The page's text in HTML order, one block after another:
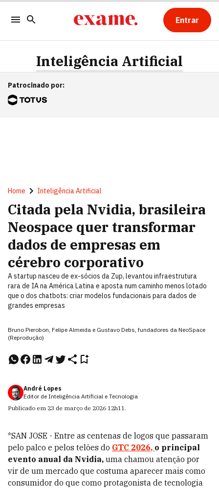
Entrar
Inteligência Artificial
Patrocinado por:
Home Inteligência Artificial
Citada pela Nvidia, brasileira
Neospace quer transformar
dados de empresas em
cérebro corporativo
A startup nasceu de ex-sócios da Zup, levantou infraestrutura
rara de IA na América Latina e aposta num caminho menos lotado
que o dos chatbots: criar modelos fundacionais para dados de
grandes empresas
Bruno Pierobon, Felipe Almeida e Gustavo Debs, fundadores da NeoSpace
(Reprodução)
André Lopes
Editor de Inteligência Artificial e Tecnologia
Publicado em 23 de março de 2026 12h11.
*SAN JOSE - Entre as centenas de logos que passaram
pelo palco e pelos telões do GTC 2026, o principal
evento anual da Nvidia, uma chamou atenção por
vir de um mercado que costuma aparecer mais como
consumidor do que como protagonista de tecnologia